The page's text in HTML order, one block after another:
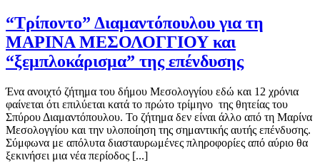
“Τρίποντο” Διαμαντόπουλου για τη
ΜΑΡΙΝΑ ΜΕΣΟΛΟΓΓΙΟΥ και
“ξεμπλοκάρισμα” της επένδυσης
Ένα ανοιχτό ζήτημα του δήμου Μεσολογγίου εδώ και 12 χρόνια
φαίνεται ότι επιλύεται κατά το πρώτο τρίμηνο της θητείας του
Σπύρου Διαμαντόπουλου. Το ζήτημα δεν είναι άλλο από τη Μαρίνα
Μεσολογγίου και την υλοποίηση της σημαντικής αυτής επένδυσης.
Σύμφωνα με απόλυτα διασταυρωμένες πληροφορίες από αύριο θα
ξεκινήσει μια νέα περίοδος [...]